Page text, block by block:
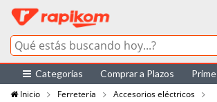
Categorías Comprar a Plazos Prime
Inicio
Ferretería
Accesorios eléctricos